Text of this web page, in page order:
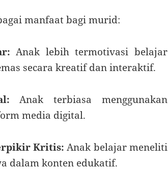
manfaat bagi murid:
Anak lebih termotivasi belajar
secara kreatif dan interaktif.
Anak terbiasa menggunakan
media digital.
Kritis: Anak belajar meneliti
dalam konten edukatif.